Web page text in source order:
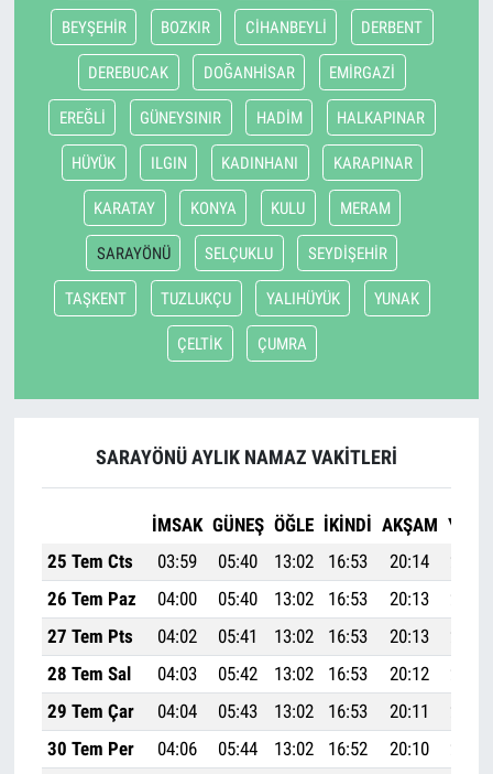
BEYŞEHİR BOZKIR CİHANBEYLİ DERBENT
DEREBUCAK DOĞANHİSAR EMİRGAZİ
EREĞLİ GÜNEYSINIR HADİM HALKAPINAR
HÜYÜK ILGIN KADINHANI KARAPINAR
KARATAY KONYA KULU MERAM
SARAYÖNÜ SELÇUKLU SEYDİŞEHİR
TAŞKENT TUZLUKÇU YALIHÜYÜK YUNAK
ÇELTİK ÇUMRA
SARAYÖNÜ AYLIK NAMAZ VAKITLERI
İMSAK GÜNEŞ ÖĞLE İKINDI AKŞAM YATSI
25 Tem Cts
03:59 05:40 13:02 16:53 20:14
26 Tem Paz
04:00 05:40 13:02 16:53 20:13
27 Tem Pts
04:02 05:41 13:02 16:53 20:13
28 Tem Sal
04:03 05:42 13:02 16:53 20:12
29 Tem Çar
04:04 05:43 13:02 16:53 20:11
30 Tem Per
04:06 05:44 13:02 16:52 20:10